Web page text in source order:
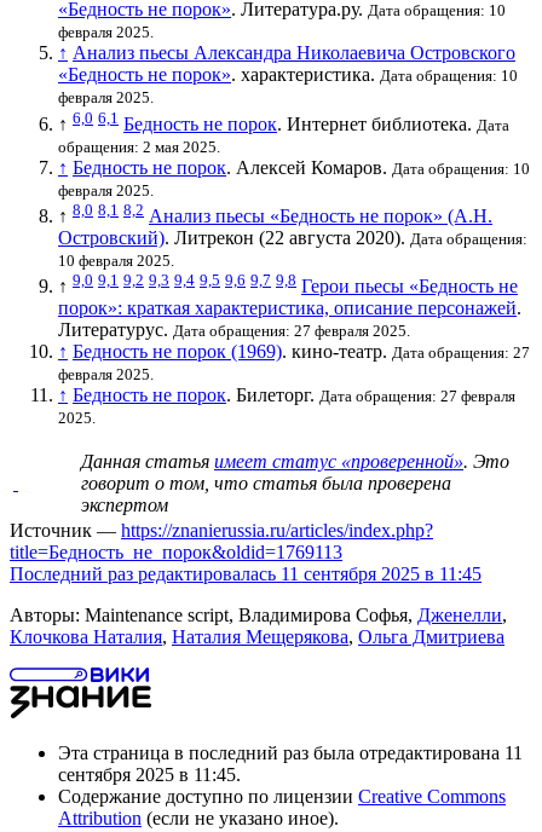
«Бедность не порок». Литература.ру. Дата обращения: 10
февраля 2025.
↑ Анализ пьесы Александра Николаевича Островского
«Бедность не порок». характеристика. Дата обращения: 10
февраля 2025.
↑ 6,0 6,1 Бедность не порок. Интернет библиотека. Дата
обращения: 2 мая 2025.
↑ Бедность не порок. Алексей Комаров. Дата обращения: 10
февраля 2025.
↑ 8,0 8,1 8,2 Анализ пьесы «Бедность не порок» (А.Н.
Островский). Литрекон (22 августа 2020). Дата обращения:
10 февраля 2025.
↑ 9,0 9,1 9,2 9,3 9,4 9,5 9,6 9,7 9,8 Герои пьесы «Бедность не
порок»: краткая характеристика, описание персонажей.
Литературус. Дата обращения: 27 февраля 2025.
↑ Бедность не порок (1969). кино-театр. Дата обращения: 27
февраля 2025.
↑ Бедность не порок. Билеторг. Дата обращения: 27 февраля
2025.
Данная статья имеет статус «проверенной». Это
говорит о том, что статья была проверена
экспертом
Источник — https://znanierussia.ru/articles/index.php?
title=Бедность_не_порок&oldid=1769113
Последний раз редактировалась 11 сентября 2025 в 11:45
Авторы: Maintenance script, Владимирова Софья, Дженелли,
Клочкова Наталия, Наталия Мещерякова, Ольга Дмитриева
Эта страница в последний раз была отредактирована 11
сентября 2025 в 11:45.
Содержание доступно по лицензии Creative Commons
Attribution (если не указано иное).